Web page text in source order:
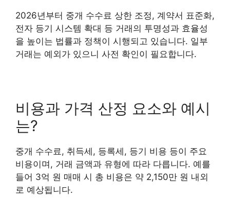
2026년부터 중개 수수료 상한 조정, 계약서 표준화,
전자 등기 시스템 확대 등 거래의 투명성과 효율성
을 높이는 법률과 정책이 시행되고 있습니다. 일부
거래는 예외가 있으니 사전 확인이 필요합니다.
비용과 가격 산정 요소와 예시
는?
중개 수수료, 취득세, 등록세, 등기 비용 등이 주요
비용이며, 거래 금액과 유형에 따라 다릅니다. 예를
들어 3억 원 매매 시 총 비용은 약 2,150만 원 내외
로 예상됩니다.